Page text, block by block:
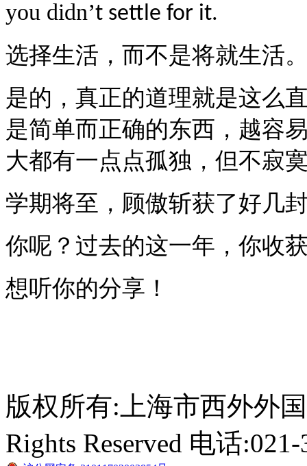
you didn’t settle for it.
选择生活，而不是将就生活
是的，真正的道理就是这么
是简单而正确的东西，越容
大都有一点点孤独，但不寂
学期将至，顾傲斩获了好几
你呢？过去的这一年，你收
想听你的分享！
版权所有:上海市西外外
Rights Reserved 电话